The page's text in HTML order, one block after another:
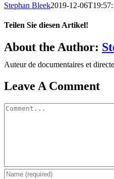
Stephan Bleek2019-12-
Teilen Sie diesen Artikel!
Facebook
X
LinkedIn
WhatsApp
Tumblr
Pinterest
Email
About the Author:
Auteur de documentaires et
Leave A Comment
Comment